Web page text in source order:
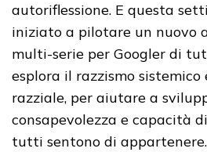
autoriflessione. E questa
iniziato a pilotare un nuovo
multi-serie per Googler di
esplora il razzismo sistemico
razziale, per aiutare a
consapevolezza e capacità
tutti sentono di